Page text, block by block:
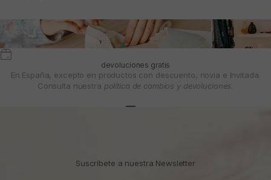
devoluciones gratis
En España, excepto en productos con descuento, novia e Invitada.
Consulta nuestra política de cambios y devoluciones.
Suscríbete a nuestra Newsletter